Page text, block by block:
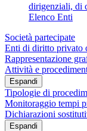
dirigenziali, di
Elenco Enti
Società partecipate
Enti di diritto privato
Rappresentazione
Attività e
Espandi
Tipologie di
Monitoraggio tempi
Dichiarazioni
Espandi